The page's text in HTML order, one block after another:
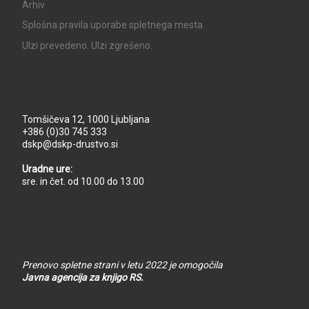
Arhiv
Splošna pravila uporabe spletnega mesta
UIzi prevedeno. UIzi zgrešeno.
Tomšičeva 12, 1000 Ljubljana
+386 (0)30 745 333
dskp@dskp-drustvo.si
Uradne ure:
sre. in čet. od 10.00 do 13.00
Prenovo spletne strani v letu 2022 je omogočila
Javna agencija za knjigo RS.